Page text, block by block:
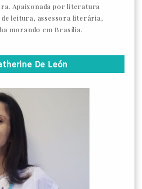
Apaixonada por literatura
leitura, assessora literária,
morando em Brasília.
De León